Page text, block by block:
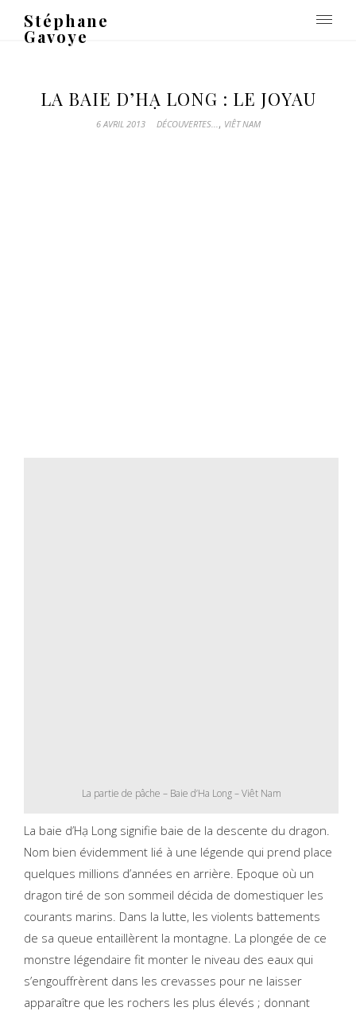
Stéphane
Gavoye
LA BAIE D’HẠ LONG : LE JOYAU
6 AVRIL 2013 DÉCOUVERTES..., VIÊT NAM
La partie de pâche – Baie d’Ha Long – Viêt Nam
La baie d’Hạ Long signifie baie de la descente du dragon.
Nom bien évidemment lié à une légende qui prend place
quelques millions d’années en arrière. Epoque où un
dragon tiré de son sommeil décida de domestiquer les
courants marins. Dans la lutte, les violents battements
de sa queue entaillèrent la montagne. La plongée de ce
monstre légendaire fit monter le niveau des eaux qui
s’engouffrèrent dans les crevasses pour ne laisser
apparaître que les rochers les plus élevés ; donnant